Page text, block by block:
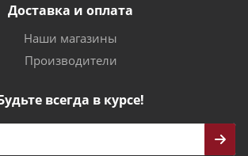
Доставка и оплата
Наши магазины
Производители
всегда в курсе!